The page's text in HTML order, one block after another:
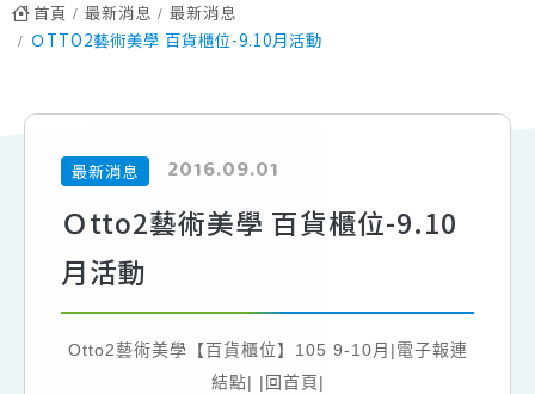
首頁 最新消息
最新消息
ＯTTO2藝術美學 百貨櫃位-9.10月活動
最新消息 2016.09.01
Ｏtto2藝術美學 百貨櫃位-9.10
月活動
Otto2藝術美學【百貨櫃位】105 9-10月 |電子報連
結點| |回首頁|